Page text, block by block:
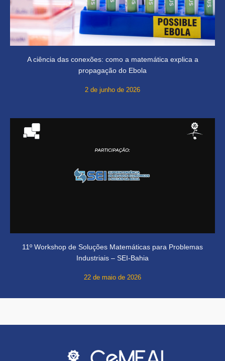
A ciência das conexões: como a matemática explica a
propagação do Ebola
2 de junho de 2026
11º Workshop de Soluções Matemáticas para Problemas
Industriais – SEI-Bahia
22 de maio de 2026